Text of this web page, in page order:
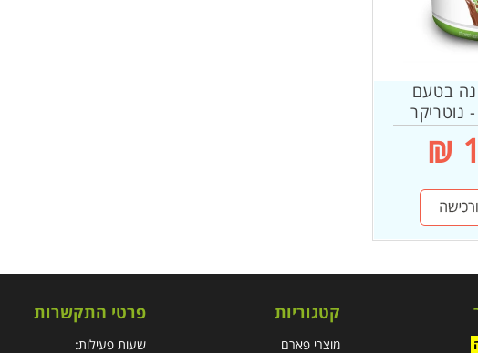
בטעם
קטגוריות
מוצרי פארם
פרטי התקשרות
שעות פעילות: